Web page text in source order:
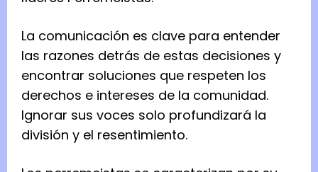
La comunicación es clave para entender
las razones detrás de estas decisiones y
encontrar soluciones que respeten los
derechos e intereses de la comunidad.
Ignorar sus voces solo profundizará la
división y el resentimiento.